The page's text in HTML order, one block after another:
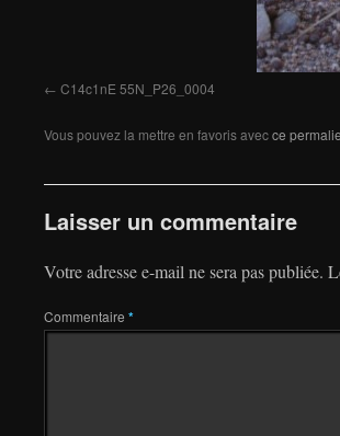
C14c1nE 55N_P26_0004
Vous pouvez la mettre en favoris avecce
Laisser un commentaire
Votre adresse e-mail ne sera pas publiée.
Commentaire *